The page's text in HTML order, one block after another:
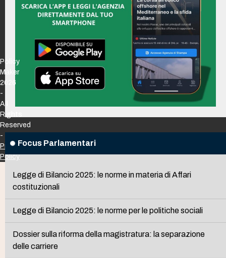
Focus Parlamentari
Legge di Bilancio 2025: le norme in materia di Affari
costituzionali
Legge di Bilancio 2025: le norme per le politiche sociali
Dossier sulla riforma della magistratura: la separazione
delle carriere
Policy
Maker
2026
-
All
Rights
Reserved
-
Privacy
Policy